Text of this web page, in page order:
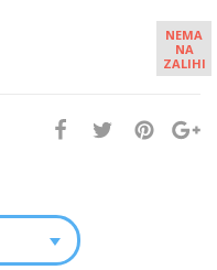
NEMA
NA
ZALIHI